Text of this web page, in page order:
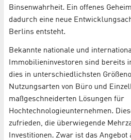
Binsenwahrheit. Ein offenes
dadurch eine neue
Berlins entsteht.
Bekannte nationale und
Immobilieninvestoren sind bereits
dies in unterschiedlichsten
Nutzungsarten von Büro und
maßgeschneiderten Lösungen für
Hochtechnologieunternehmen.
zufrieden, die überwiegende
Investitionen. Zwar ist das